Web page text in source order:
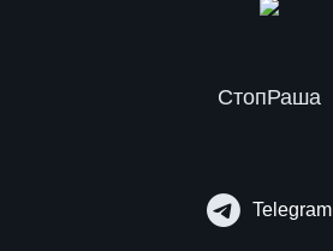
СтопРаша
Telegram